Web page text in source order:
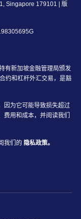
Singapore 179101 | 版
有新加坡金融管理局颁发
约和杠杆外汇交易，是豁
因为它可能导致损失超过
用和成本，并阅读我们
我们的 隐私政策。